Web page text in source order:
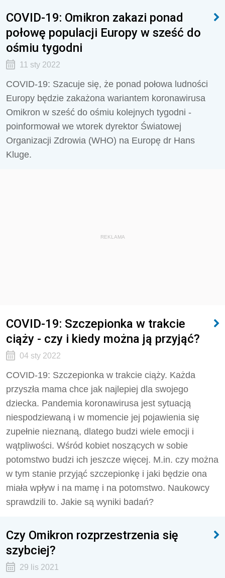
COVID-19: Omikron zakazi ponad
połowę populacji Europy w sześć do
ośmiu tygodni
11 sty 2022
COVID-19: Szacuje się, że ponad połowa ludności
Europy będzie zakażona wariantem koronawirusa
Omikron w sześć do ośmiu kolejnych tygodni -
poinformował we wtorek dyrektor Światowej
Organizacji Zdrowia (WHO) na Europę dr Hans
Kluge.
REKLAMA
COVID-19: Szczepionka w trakcie
ciąży - czy i kiedy można ją przyjąć?
04 sty 2022
COVID-19: Szczepionka w trakcie ciąży. Każda
przyszła mama chce jak najlepiej dla swojego
dziecka. Pandemia koronawirusa jest sytuacją
niespodziewaną i w momencie jej pojawienia się
zupełnie nieznaną, dlatego budzi wiele emocji i
wątpliwości. Wśród kobiet noszących w sobie
potomstwo budzi ich jeszcze więcej. M.in. czy można
w tym stanie przyjąć szczepionkę i jaki będzie ona
miała wpływ i na mamę i na potomstwo. Naukowcy
sprawdzili to. Jakie są wyniki badań?
Czy Omikron rozprzestrzenia się
szybciej?
29 lis 2021